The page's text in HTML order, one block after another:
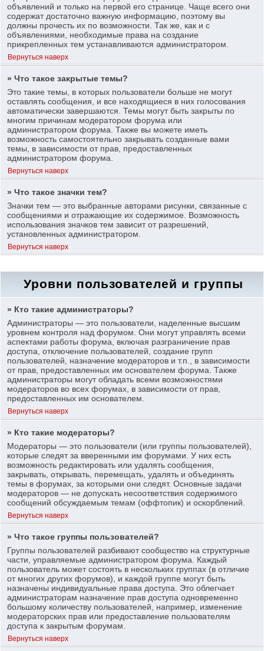
объявлений и только на первой его странице. Чаще всего они
содержат достаточно важную информацию, поэтому вы
должны прочесть их по возможности. Так же, как и с
объявлениями, необходимые права на создание
прикрепленных тем устанавливаются администратором.
Вернуться наверх
» Что такое закрытые темы?
Это такие темы, в которых пользователи больше не могут
оставлять сообщения, и все находящиеся в них голосования
автоматически завершаются. Темы могут быть закрыты по
многим причинам модератором форума или
администратором форума. Также вы можете иметь
возможность самостоятельно закрывать созданные вами
темы, в зависимости от прав, предоставленных
администратором форума.
Вернуться наверх
» Что такое значки тем?
Значки тем — это выбранные авторами рисунки, связанные с
сообщениями и отражающие их содержимое. Возможность
использования значков тем зависит от разрешений,
установленных администратором.
Вернуться наверх
Уровни пользователей и группы
» Кто такие администраторы?
Администраторы — это пользователи, наделенные высшим
уровнем контроля над форумом. Они могут управлять всеми
аспектами работы форума, включая разграничение прав
доступа, отключение пользователей, создание групп
пользователей, назначение модераторов и т.п., в зависимости
от прав, предоставленных им основателем форума. Также
администраторы могут обладать всеми возможностями
модераторов во всех форумах, в зависимости от прав,
предоставленных им основателем.
Вернуться наверх
» Кто такие модераторы?
Модераторы — это пользователи (или группы пользователей),
которые следят за вверенными им форумами. У них есть
возможность редактировать или удалять сообщения,
закрывать, открывать, перемещать, удалять и объединять
темы в форумах, за которыми они следят. Основные задачи
модераторов — не допускать несоответствия содержимого
сообщений обсуждаемым темам (оффтопик) и оскорблений.
Вернуться наверх
» Что такое группы пользователей?
Группы пользователей разбивают сообщество на структурные
части, управляемые администратором форума. Каждый
пользователь может состоять в нескольких группах (в отличие
от многих других форумов), и каждой группе могут быть
назначены индивидуальные права доступа. Это облегчает
администраторам назначение прав доступа одновременно
большому количеству пользователей, например, изменение
модераторских прав или предоставление пользователям
доступа к закрытым форумам.
Вернуться наверх